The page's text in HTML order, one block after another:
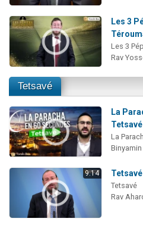
Les 3
Les 3
Rav
Tetsavé
La
Tetsavé
La
Binyamin
9:14
Tetsavé
Rav